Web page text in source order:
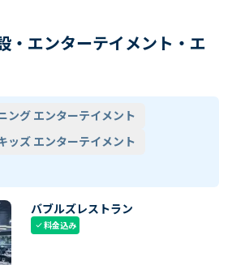
・エンターテイメント・エ
ング エンターテイメント
ッズ エンターテイメント
バブルズレストラン
check料金込み